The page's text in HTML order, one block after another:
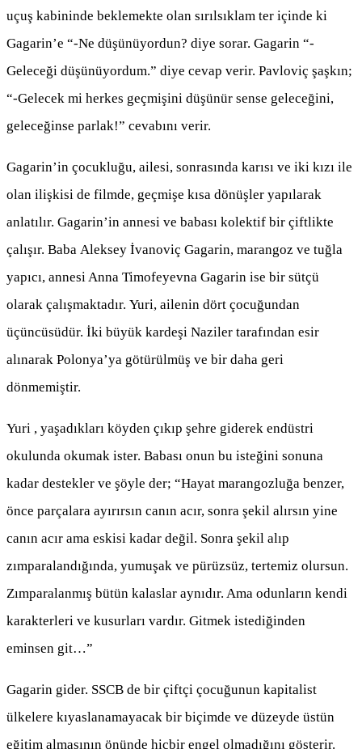
uçuş kabininde beklemekte olan sırılsıklam ter içinde ki
Gagarin’e “-Ne düşünüyordun? diye sorar. Gagarin “-
Geleceği düşünüyordum.” diye cevap verir. Pavloviç şaşkın;
“-Gelecek mi herkes geçmişini düşünür sense geleceğini,
geleceğinse parlak!” cevabını verir.
Gagarin’in çocukluğu, ailesi, sonrasında karısı ve iki kızı ile
olan ilişkisi de filmde, geçmişe kısa dönüşler yapılarak
anlatılır. Gagarin’in annesi ve babası kolektif bir çiftlikte
çalışır. Baba Aleksey İvanoviç Gagarin, marangoz ve tuğla
yapıcı, annesi Anna Timofeyevna Gagarin ise bir sütçü
olarak çalışmaktadır. Yuri, ailenin dört çocuğundan
üçüncüsüdür. İki büyük kardeşi Naziler tarafından esir
alınarak Polonya’ya götürülmüş ve bir daha geri
dönmemiştir.
Yuri , yaşadıkları köyden çıkıp şehre giderek endüstri
okulunda okumak ister. Babası onun bu isteğini sonuna
kadar destekler ve şöyle der; “Hayat marangozluğa benzer,
önce parçalara ayırırsın canın acır, sonra şekil alırsın yine
canın acır ama eskisi kadar değil. Sonra şekil alıp
zımparalandığında, yumuşak ve pürüzsüz, tertemiz olursun.
Zımparalanmış bütün kalaslar aynıdır. Ama odunların kendi
karakterleri ve kusurları vardır. Gitmek istediğinden
eminsen git…”
Gagarin gider. SSCB de bir çiftçi çocuğunun kapitalist
ülkelere kıyaslanamayacak bir biçimde ve düzeyde üstün
eğitim almasının önünde hiçbir engel olmadığını gösterir.